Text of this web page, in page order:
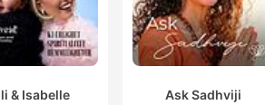
& Isabelle Ask Sadhviji